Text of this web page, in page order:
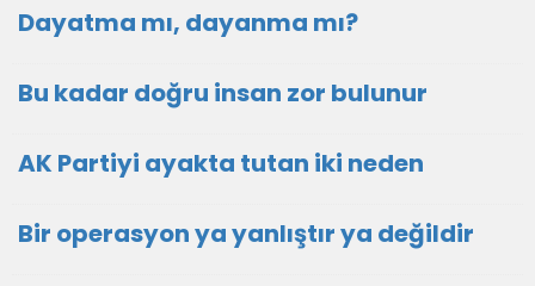
Dayatma mı, dayanma mı?
Bu kadar doğru insan zor bulunur
AK Partiyi ayakta tutan iki neden
Bir operasyon ya yanlıştır ya değildir